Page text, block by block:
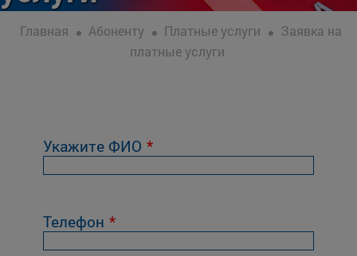
Главная Абоненту Платные услуги
Заявка на
платные услуги
Укажите ФИО
Телефон